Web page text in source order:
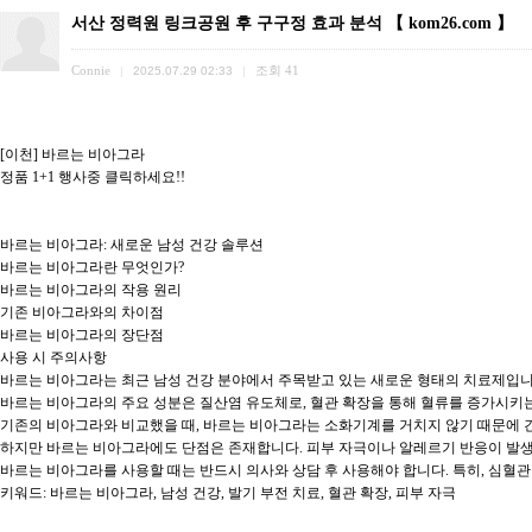
서산 정력원 링크공원 후 구구정 효과 분석 【 kom26.com 】
Connie 2025.07.29 02:33 조회 41
[이천] 바르는 비아그라
정품 1+1 행사중 클릭하세요!!
바르는 비아그라: 새로운 남성 건강 솔루션
바르는 비아그라란 무엇인가?
바르는 비아그라의 작용 원리
기존 비아그라와의 차이점
바르는 비아그라의 장단점
사용 시 주의사항
바르는 비아그라는 최근 남성 건강 분야에서 주목받고 있는 새로운 형태의 치료제
바르는 비아그라의 주요 성분은 질산염 유도체로, 혈관 확장을 통해 혈류를 증가시
기존의 비아그라와 비교했을 때, 바르는 비아그라는 소화기계를 거치지 않기 때문
하지만 바르는 비아그라에도 단점은 존재합니다. 피부 자극이나 알레르기 반응이
바르는 비아그라를 사용할 때는 반드시 의사와 상담 후 사용해야 합니다. 특히, 심
키워드: 바르는 비아그라, 남성 건강, 발기 부전 치료, 혈관 확장, 피부 자극